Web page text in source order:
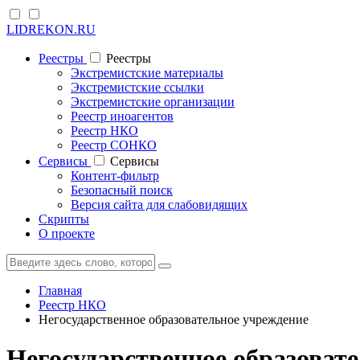
LIDREKON.RU
Реестры
Реестры
Экстремистские материалы
Экстремистские ссылки
Экстремистские организации
Реестр иноагентов
Реестр НКО
Реестр СОНКО
Cервисы
Cервисы
Контент-фильтр
Безопасный поиск
Версия сайта для слабовидящих
Скрипты
О проекте
Главная
Реестр НКО
Негосударственное образовательное учреждение